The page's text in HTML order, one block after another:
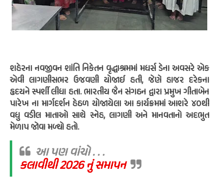
શહેરના નવજીવન શાંતિ નિકેતન વૃદ્ધાશ્રમમાં મધર્સ ડેના અવસરે એક
એવી લાગણીસભર ઉજવણી યોજાઈ હતી, જેણે હાજર દરેકના
હૃદયને સ્પર્શી લીધા હતા. ભારતીય જૈન સંગઠન દ્વારા પ્રમુખ ગીતાબેન
પારેખ ના માર્ગદર્શન હેઠળ યોજાયેલા આ કાર્યક્રમમાં આશરે ૪૦થી
વધુ વડીલ માતાઓ સાથે સ્નેહ, લાગણી અને માનવતાનો અદભુત
મેળાપ જોવા મળ્યો હતો.
આ પણ વાંચો . . .
કલાવીથી 2026 નું સમાપન